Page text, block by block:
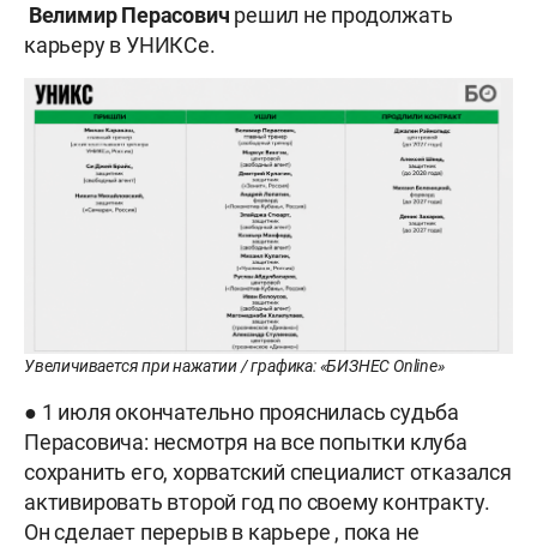
Велимир Перасович решил не продолжать
карьеру в УНИКСе.
Увеличивается при нажатии / графика: «БИЗНЕС Online»
● 1 июля окончательно прояснилась судьба
Перасовича: несмотря на все попытки клуба
сохранить его, хорватский специалист отказался
активировать второй год по своему контракту.
Он сделает перерыв в карьере , пока не